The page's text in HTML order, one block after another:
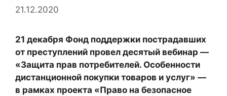
21.12.2020
21 декабря Фонд поддержки пострадавших
от преступлений провел десятый вебинар —
«Защита прав потребителей. Особенности
дистанционной покупки товаров и услуг» —
в рамках проекта «Право на безопасное